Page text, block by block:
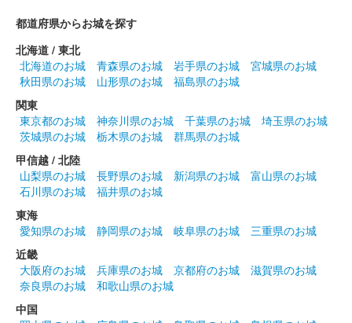
都道府県からお城を探す
北海道 / 東北
北海道のお城
青森県のお城 岩手県のお城
宮城県のお城
秋田県のお城
山形県のお城
福島県のお城
関東
東京都のお城
神奈川県のお城 千葉県のお城
埼玉県のお城
茨城県のお城
栃木県のお城
群馬県のお城
甲信越 / 北陸
山梨県のお城
長野県のお城 新潟県のお城
富山県のお城
石川県のお城
福井県のお城
東海
愛知県のお城
静岡県のお城 岐阜県のお城
三重県のお城
近畿
大阪府のお城
兵庫県のお城 京都府のお城
滋賀県のお城
奈良県のお城
和歌山県のお城
中国